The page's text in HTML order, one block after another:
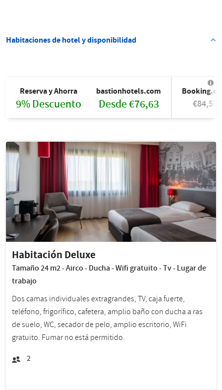
Habitaciones de hotel y disponibilidad
Reserva y Ahorra
9% Descuento
bastionhotels.com
Desde €76,63 €84,53
Habitación Deluxe
Tamaño 24 m2 - Airco - Ducha - Wifi gratuito - Tv - Lugar de
trabajo
Dos camas individuales extragrandes, TV, caja fuerte,
teléfono, frigorífico, cafetera, amplio baño con ducha a ras
de suelo, WC, secador de pelo, amplio escritorio, WiFi
gratuito. Fumar no está permitido.
2